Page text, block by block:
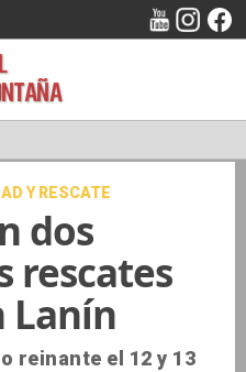
Y RESCATE
dos
rescates
Lanín
reinante el 12 y 13